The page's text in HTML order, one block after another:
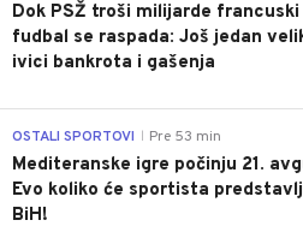
Dok PSŽ troši milijarde francuski
fudbal se raspada: Još jedan
ivici bankrota i gašenja
OSTALI SPORTOVI Pre 53 min
Mediteranske igre počinju 21.
Evo koliko će sportista
BiH!